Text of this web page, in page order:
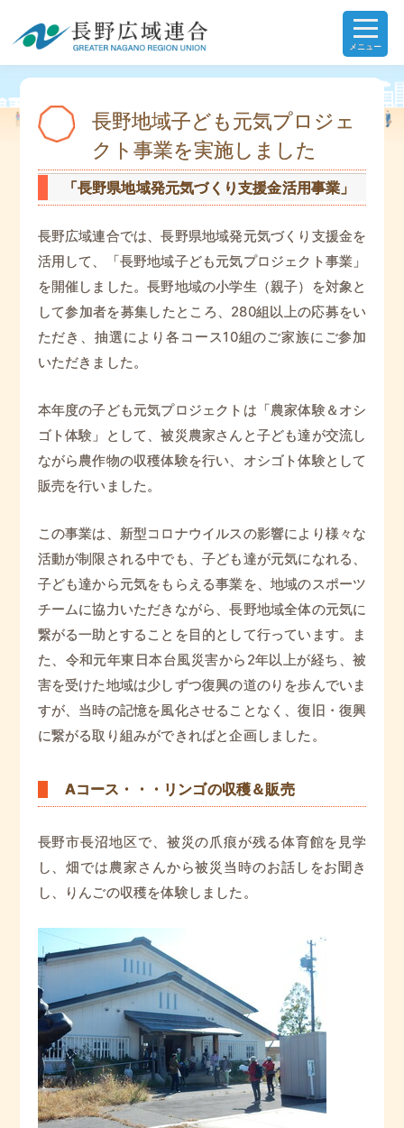
メニュー
長野地域子ども元気プロジェ
クト事業を実施しました
「長野県地域発元気づくり支援金活用事業」
長野広域連合では、長野県地域発元気づくり支援金を
活用して、「長野地域子ども元気プロジェクト事業」
を開催しました。長野地域の小学生（親子）を対象と
して参加者を募集したところ、280組以上の応募をい
ただき、抽選により各コース10組のご家族にご参加
いただきました。
本年度の子ども元気プロジェクトは「農家体験＆オシ
ゴト体験」として、被災農家さんと子ども達が交流し
ながら農作物の収穫体験を行い、オシゴト体験として
販売を行いました。
この事業は、新型コロナウイルスの影響により様々な
活動が制限される中でも、子ども達が元気になれる、
子ども達から元気をもらえる事業を、地域のスポーツ
チームに協力いただきながら、長野地域全体の元気に
繋がる一助とすることを目的として行っています。ま
た、令和元年東日本台風災害から2年以上が経ち、被
害を受けた地域は少しずつ復興の道のりを歩んでいま
すが、当時の記憶を風化させることなく、復旧・復興
に繋がる取り組みができればと企画しました。
Aコース・・・リンゴの収穫＆販売
長野市長沼地区で、被災の爪痕が残る体育館を見学
し、畑では農家さんから被災当時のお話しをお聞き
し、りんごの収穫を体験しました。